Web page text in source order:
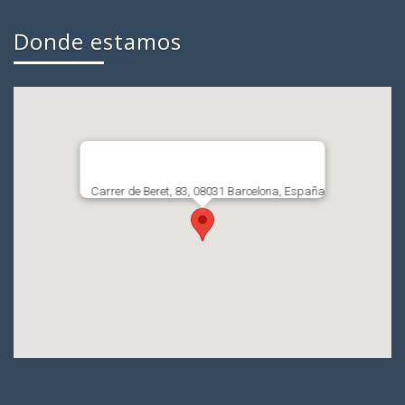
Donde estamos
Carrer de Beret, 83, 08031 Barcelona, España